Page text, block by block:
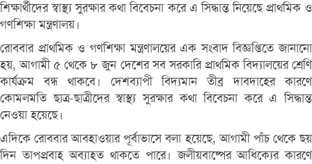
শিক্ষার্থীদের স্বাস্থ্য সুরক্ষার কথা বিবেচনা করে এ সিদ্ধান্ত নিয়েছে প্রাথমিক ও
গণশিক্ষা মন্ত্রণালয়।
রোববার প্রাথমিক ও গণশিক্ষা মন্ত্রণালয়ের এক সংবাদ বিজ্ঞপ্তিতে জানানো
হয়, আগামী ৫ থেকে ৮ জুন দেশের সব সরকারি প্রাথমিক বিদ্যালয়ের শ্রেণি
কার্যক্রম বন্ধ থাকবে। দেশব্যাপী বিদ্যমান তীব্র দাবদাহের কারণে
কোমলমতি ছাত্র-ছাত্রীদের স্বাস্থ্য সুরক্ষার কথা বিবেচনা করে এ সিদ্ধান্ত
নেওয়া হয়েছে।
এদিকে রোববার আবহাওয়ার পূর্বাভাসে বলা হয়েছে, আগামী পাঁচ থেকে ছয়
দিন তাপপ্রবাহ অব্যাহত থাকতে পারে। জলীয়বাষ্পের আধিক্যের কারণে